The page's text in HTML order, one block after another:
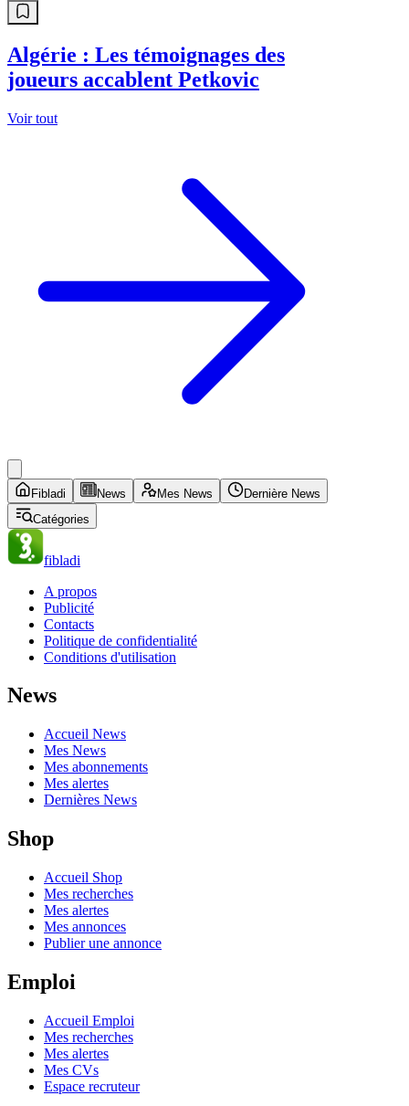
Algérie : Les témoignages des
joueurs accablent Petkovic
Voir tout
Fibladi News Mes News
Dernière News
Catégories
fibladi
A propos
Publicité
Contacts
Politique de confidentialité
Conditions d'utilisation
News
Accueil News
Mes News
Mes abonnements
Mes alertes
Dernières News
Shop
Accueil Shop
Mes recherches
Mes alertes
Mes annonces
Publier une annonce
Emploi
Accueil Emploi
Mes recherches
Mes alertes
Mes CVs
Espace recruteur